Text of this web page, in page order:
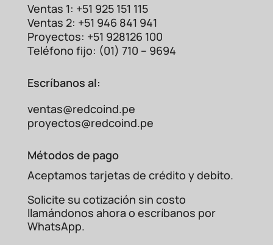
Enfriamiento
TEFC
(Totalmente
Encerrado con
Protección superior
polvo y humedad,
asegurando un rendimiento
estable incluso en
Aplicaciones Industriales
Ideales
Gracias a su potencia de 4HP (3KW) y su
velocidad de 1800 RPM,este motor es
accionar una amplia
incluyendo bombas centrífugas,
compresores, ventiladoresindustriales,
transportadores y equipos de
procesamiento. Su confiabilidad lo
convierte en el corazón de sistemas
críticos donde la parada no es una
Ventas 1: +51 925 151 115
Ventas 2: +51 946 841 941
Proyectos: +51 928126 100
Teléfono fijo: (01) 710 – 9694
Escríbanos al:
ventas@redcoind.pe
proyectos@redcoind.pe
Métodos de pago
Aceptamos tarjetas de crédito y debito.
Solicite su cotización sin costo
llamándonos ahora o escríbanos por
WhatsApp.